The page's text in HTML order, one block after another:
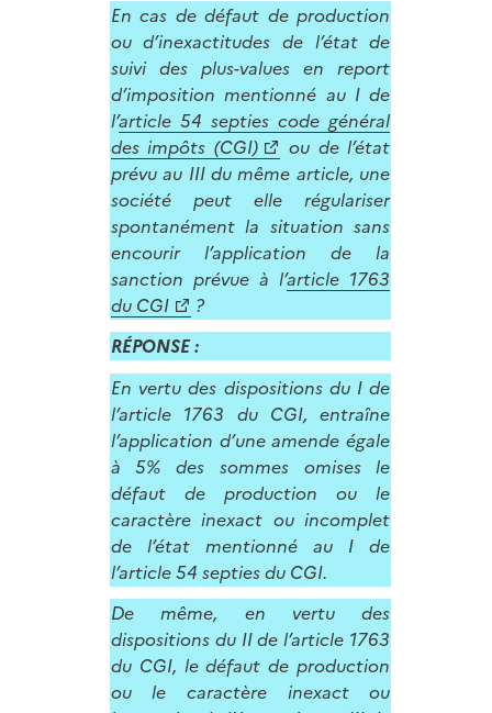
En cas de défaut de production
ou d’inexactitudes de l’état de
suivi des plus-values en report
d’imposition mentionné au I de
l’article 54 septies code général
des impôts (CGI)
ou de l’état
prévu au III du même article, une
société peut elle régulariser
spontanément la situation sans
encourir l’application de la
sanction prévue à l’article 1763
du CGI
?
RÉPONSE :
En vertu des dispositions du I de
l’article 1763 du CGI, entraîne
l’application d’une amende égale
à 5% des sommes omises le
défaut de production ou le
caractère inexact ou incomplet
de l’état mentionné au I de
l’article 54 septies du CGI.
De même, en vertu des
dispositions du II de l’article 1763
du CGI, le défaut de production
ou le caractère inexact ou